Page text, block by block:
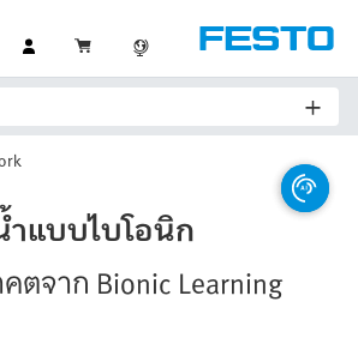
แบบไบโอนิก
จาก Bionic Learning